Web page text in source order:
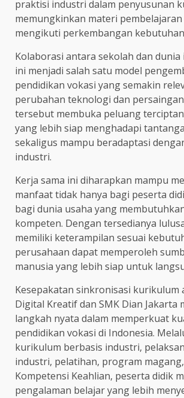
praktisi industri dalam penyusunan
memungkinkan materi pembelajaran
mengikuti perkembangan
Kolaborasi antara sekolah dan
ini menjadi salah satu model
pendidikan vokasi yang semakin
perubahan teknologi dan
tersebut membuka peluang
yang lebih siap menghadapi
sekaligus mampu beradaptasi
industri.
Kerja sama ini diharapkan mampu
manfaat tidak hanya bagi peserta
bagi dunia usaha yang
kompeten. Dengan tersedianya
memiliki keterampilan sesuai
perusahaan dapat memperoleh
manusia yang lebih siap untuk
Kesepakatan sinkronisasi kurikulum
Digital Kreatif dan SMK Dian Jakarta
langkah nyata dalam memperkuat
pendidikan vokasi di Indonesia.
kurikulum berbasis industri,
industri, pelatihan, program
Kompetensi Keahlian, peserta didik
pengalaman belajar yang lebih